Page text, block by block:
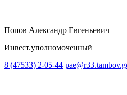
Попов Александр Евгеньевич
Инвест.уполномоченный
8 (47533) 2-05-44